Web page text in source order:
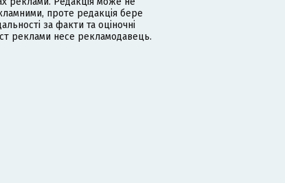
проте редакція бере
за факти та оціночні
реклами несе рекламодавець.